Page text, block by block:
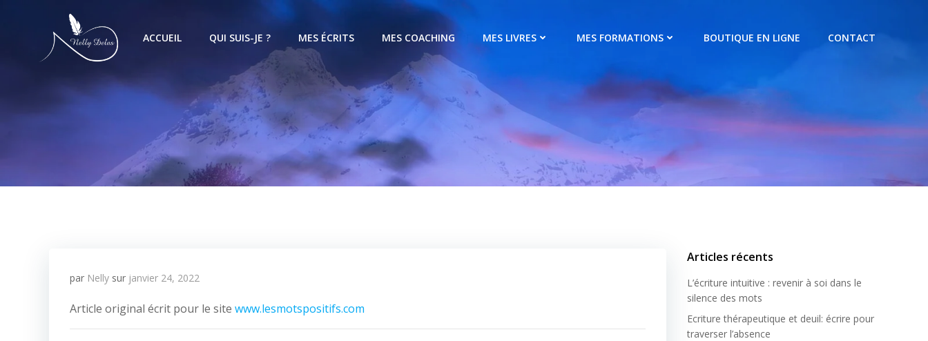
ACCUEIL QUI SUIS-JE ? MES ÉCRITS MES COACHING MES LIVRES MES FORMATIONS BOUTIQUE EN LIGNE CONTACT
par Nelly sur janvier 24, 2022
Article original écrit pour le site www.lesmotspositifs.com
Articles récents
L’écriture intuitive : revenir à soi dans le
silence des mots
Ecriture thérapeutique et deuil: écrire pour
traverser l’absence